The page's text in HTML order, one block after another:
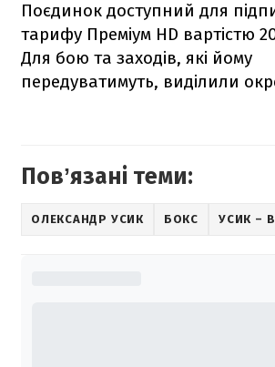
Поєдинок доступний для
тарифу Преміум HD вартістю
Для бою та заходів, які йому
передуватимуть, виділили
Повʼязані теми:
ОЛЕКСАНДР УСИК БОКС УСИК –